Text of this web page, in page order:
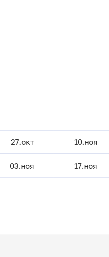
27.окт 10.ноя
03.ноя 17.ноя